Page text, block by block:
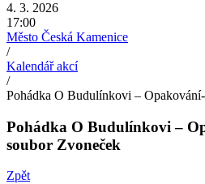
4. 3. 2026
17:00
Město Česká Kamenice
/
Kalendář akcí
/
Pohádka O Budulínkovi –
Pohádka O Budulínkovi –
soubor Zvoneček
Zpět